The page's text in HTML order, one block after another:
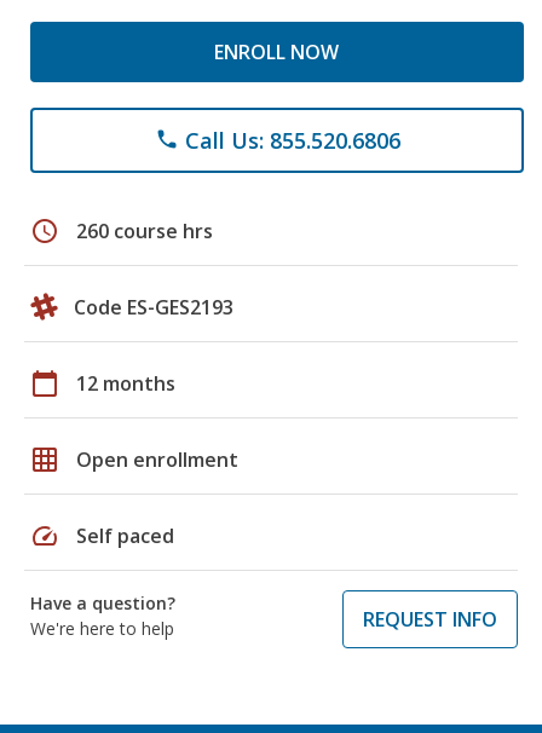
ENROLL NOW
phone Call Us: 855.520.6806
schedule 260 course hrs
Code ES-GES2193
calendar_today 12 months
grid_on Open enrollment
speed Self paced
Have a question?
We're here to help
REQUEST INFO